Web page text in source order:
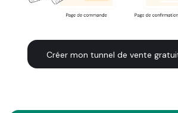
Créer mon tunnel de vente